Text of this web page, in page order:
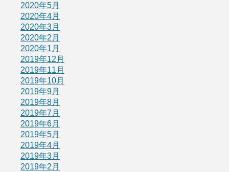
2020年5月
2020年4月
2020年3月
2020年2月
2020年1月
2019年12月
2019年11月
2019年10月
2019年9月
2019年8月
2019年7月
2019年6月
2019年5月
2019年4月
2019年3月
2019年2月